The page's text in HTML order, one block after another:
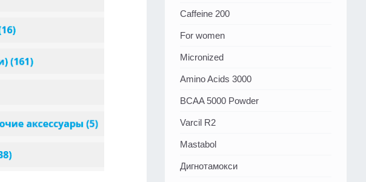
Caffeine 200
For women
Micronized
Amino Acids 3000
BCAA 5000 Powder
Varcil R2
Mastabol
Дигнотамокси